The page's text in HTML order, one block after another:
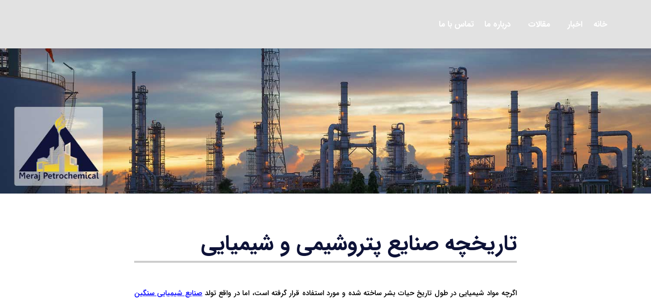
خانه اخبار مقالات درباره ما تماس با ما
تاریخچه صنایع پتروشیمی و شیمیایی
اگرچه مواد شیمیایی در طول تاریخ حیات بشر ساخته شده و مورد استفاده قرار گرفته است، اما در واقع تولدصنایع شیمیایی سنگین